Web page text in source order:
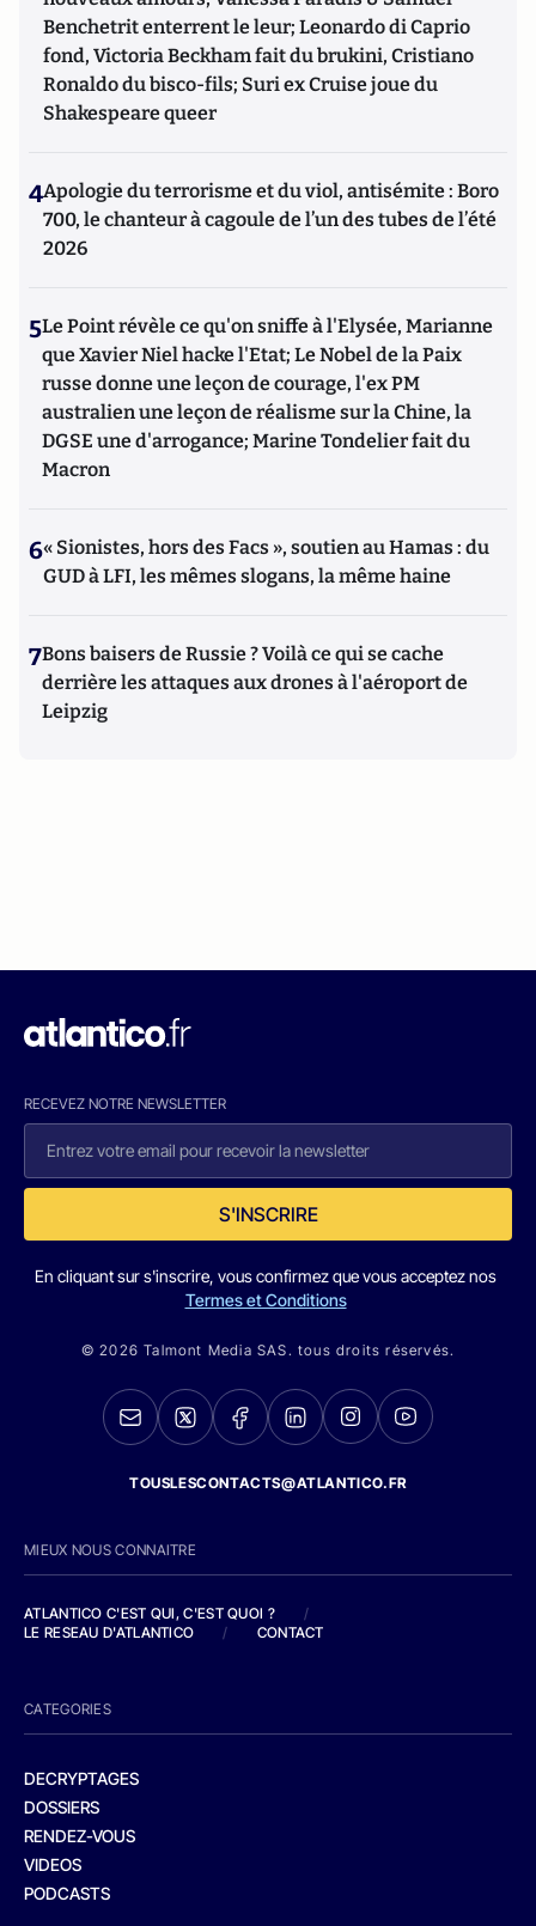
Benchetrit enterrent le leur; Leonardo di Caprio
fond, Victoria Beckham fait du brukini, Cristiano
Ronaldo du bisco-fils; Suri ex Cruise joue du
Shakespeare queer
4Apologie du terrorisme et du viol, antisémite : Boro
700, le chanteur à cagoule de l’un des tubes de l’été
2026
5Le Point révèle ce qu'on sniffe à l'Elysée, Marianne
que Xavier Niel hacke l'Etat; Le Nobel de la Paix
russe donne une leçon de courage, l'ex PM
australien une leçon de réalisme sur la Chine, la
DGSE une d'arrogance; Marine Tondelier fait du
Macron
6« Sionistes, hors des Facs », soutien au Hamas : du
GUD à LFI, les mêmes slogans, la même haine
7Bons baisers de Russie ? Voilà ce qui se cache
derrière les attaques aux drones à l'aéroport de
Leipzig
RECEVEZ NOTRE NEWSLETTER
S'INSCRIRE
En cliquant sur s'inscrire, vous confirmez que vous acceptez nos
Termes et Conditions
© 2026 Talmont Media SAS. tous droits réservés.
TOUSLESCONTACTS@ATLANTICO.FR
MIEUX NOUS CONNAITRE
ATLANTICO C'EST QUI, C'EST QUOI ?
/
LE RESEAU D'ATLANTICO
/ CONTACT
CATEGORIES
DECRYPTAGES
DOSSIERS
RENDEZ-VOUS
VIDEOS
PODCASTS